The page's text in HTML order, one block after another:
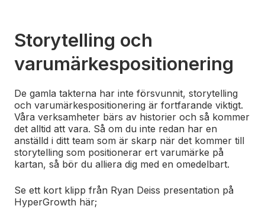
Storytelling och
varumärkespositionering
De gamla takterna har inte försvunnit, storytelling
och varumärkespositionering är fortfarande viktigt.
Våra verksamheter bärs av historier och så kommer
det alltid att vara. Så om du inte redan har en
anställd i ditt team som är skarp när det kommer till
storytelling som positionerar ert varumärke på
kartan, så bör du alliera dig med en omedelbart.
Se ett kort klipp från Ryan Deiss presentation på
HyperGrowth här;